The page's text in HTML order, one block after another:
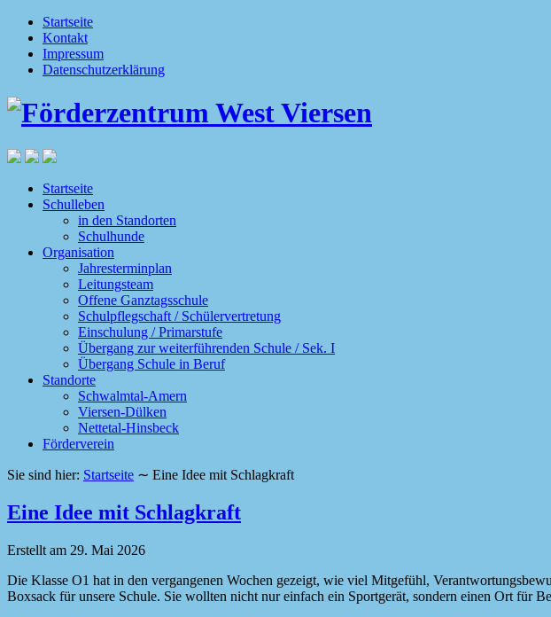
Startseite
Kontakt
Impressum
Datenschutzerklärung
Startseite
Schulleben
in den Standorten
Schulhunde
Organisation
Jahresterminplan
Leitungsteam
Offene Ganztagsschule
Schulpflegschaft / Schülervertretung
Einschulung / Primarstufe
Übergang zur weiterführenden Schule / Sek. I
Übergang Schule in Beruf
Standorte
Schwalmtal-Amern
Viersen-Dülken
Nettetal-Hinsbeck
Förderverein
Sie sind hier: Startseite ∼ Eine Idee mit Schlagkraft
Eine Idee mit Schlagkraft
Erstellt am 29. Mai 2026
Die Klasse O1 hat in den vergangenen Wochen gezeigt, wie viel Mitgefühl,
Boxsack für unsere Schule. Sie wollten nicht nur einfach ein Sportgerät, sondern einen Ort für